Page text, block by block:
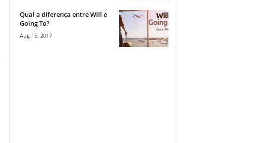
Qual a diferença entre Will e
Going To?
Aug 15, 2017